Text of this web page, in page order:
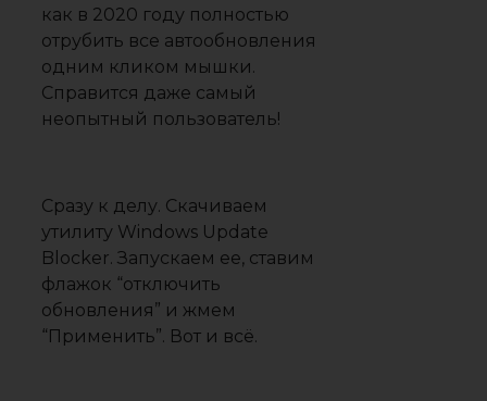
как в 2020 году полностью
отрубить все автообновления
одним кликом мышки.
Справится даже самый
неопытный пользователь!
Сразу к делу. Скачиваем
утилиту Windows Update
Blocker. Запускаем ее, ставим
флажок “отключить
обновления” и жмем
“Применить”. Вот и всё.